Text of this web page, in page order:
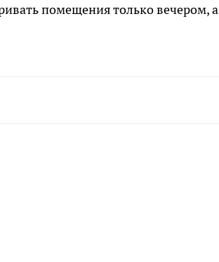
помещения только вечером, а